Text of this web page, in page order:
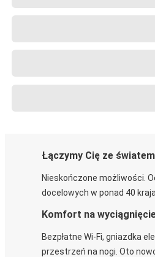
Łączymy Cię ze światem
Nieskończone możliwości.
docelowych w ponad 40
Komfort na
Bezpłatne Wi-Fi, gniazdka
przestrzeń na nogi. Oto